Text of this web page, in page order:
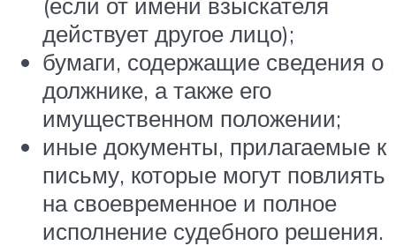
действует другое лицо);
бумаги, содержащие сведения о
должнике, а также его
имущественном положении;
иные документы, прилагаемые к
письму, которые могут повлиять
на своевременное и полное
исполнение судебного решения.